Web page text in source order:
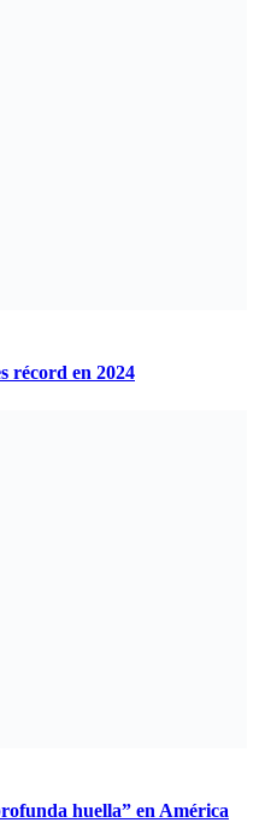
récord en 2024
huella” en América